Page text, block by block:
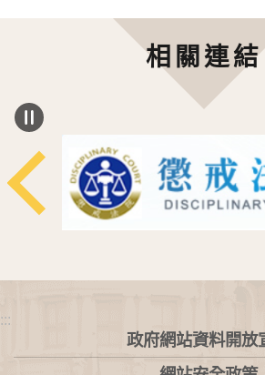
相關連結
:::
政府網站資料開放